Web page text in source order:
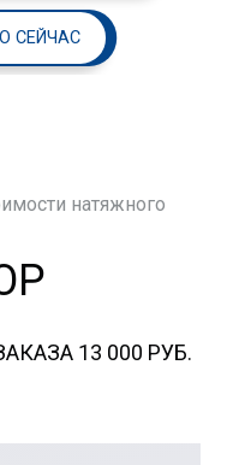
СЕЙЧАС
натяжного
13 000 РУБ.